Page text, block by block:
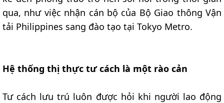
qua, như việc nhận cán bộ của Bộ Giao thông Vận
tải Philippines sang đào tạo tại Tokyo Metro.
Hệ thống thị thực tư cách là một rào cản
Tư cách lưu trú luôn được hỏi khi người lao động